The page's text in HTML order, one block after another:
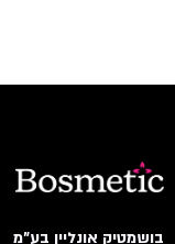
בושמטיק אונליין בע"מ